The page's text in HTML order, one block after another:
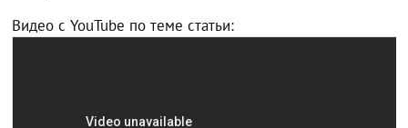
Видео с YouTube по теме статьи: